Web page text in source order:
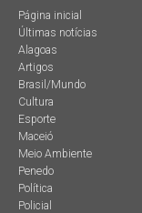
Página inicial
Últimas notícias
Alagoas
Artigos
Brasil/Mundo
Cultura
Esporte
Maceió
Meio Ambiente
Penedo
Política
Policial